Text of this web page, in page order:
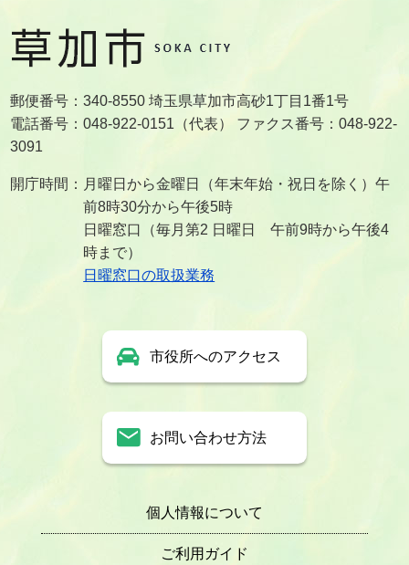
郵便番号：340-8550 埼玉県草加市高砂1丁目1番1号
電話番号：048-922-0151（代表） ファクス番号：048-922-
3091
開庁時間：月曜日から金曜日（年末年始・祝日を除く）午
前8時30分から午後5時
日曜窓口（毎月第2 日曜日 午前9時から午後4
時まで）
日曜窓口の取扱業務
市役所へのアクセス
お問い合わせ方法
個人情報について
ご利用ガイド